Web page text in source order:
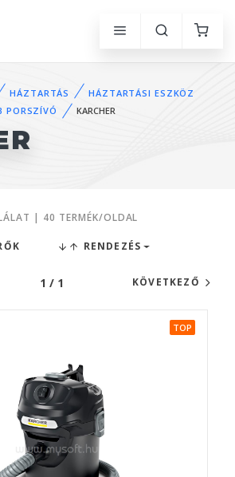
HÁZTARTÁS
HÁZTARTÁSI ESZKÖZ
PORSZÍVÓ
KARCHER
| 40 TERMÉK/OLDAL
RENDEZÉS
1 / 1 KÖVETKEZŐ
TOP